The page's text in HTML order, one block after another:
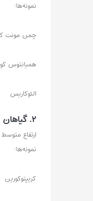
نمونه‌ها:
چمن مونت
همیانتوس
الئوکاريس
۲. گیاهان میان‌زمینه
ارتفاع
نمونه‌ها:
کریپتوکورین